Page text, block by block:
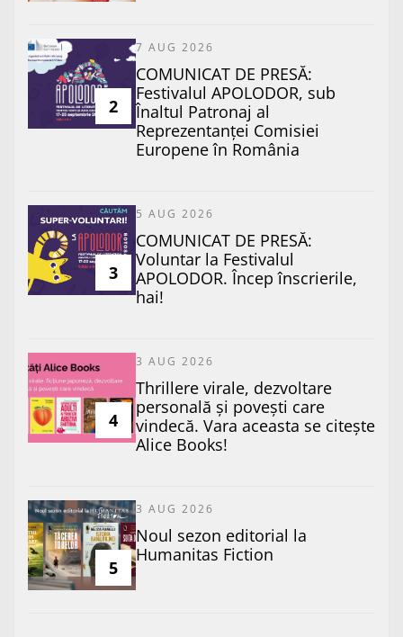
2
7 AUG 2026
COMUNICAT DE PRESĂ:
Festivalul APOLODOR, sub
Înaltul Patronaj al
Reprezentanței Comisiei
Europene în România
3
5 AUG 2026
COMUNICAT DE PRESĂ:
Voluntar la Festivalul
APOLODOR. Încep înscrierile,
hai!
4
3 AUG 2026
Thrillere virale, dezvoltare
personală și povești care
vindecă. Vara aceasta se citește
Alice Books!
5
3 AUG 2026
​Noul sezon editorial la
Humanitas Fiction